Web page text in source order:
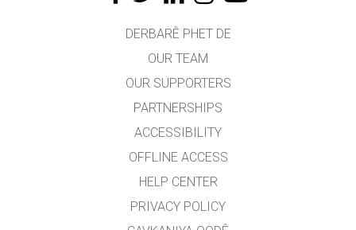
DERBARÊ PHET DE
OUR TEAM
OUR SUPPORTERS
PARTNERSHIPS
ACCESSIBILITY
OFFLINE ACCESS
HELP CENTER
PRIVACY POLICY